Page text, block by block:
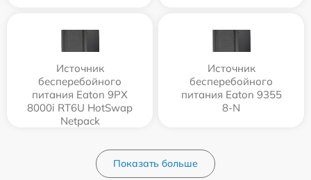
Источник
бесперебойного
питания Eaton 9PX
8000i RT6U HotSwap
Netpack
Источник
бесперебойного
питания Eaton 9355
8-N
Показать больше